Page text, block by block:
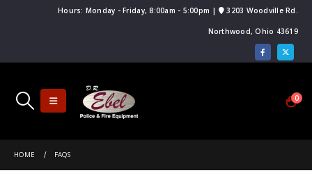
Hours: Monday - Friday, 8:00am - 5:00pm | 3203 Woodville Rd.
Northwood, Ohio 43619
0
HOME FAQS